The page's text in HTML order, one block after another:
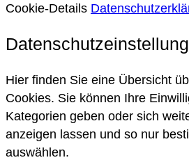
Cookie-Details
Hier finden Sie eine Übersicht
Cookies. Sie können Ihre
Kategorien geben oder sich
anzeigen lassen und so nur
auswählen.